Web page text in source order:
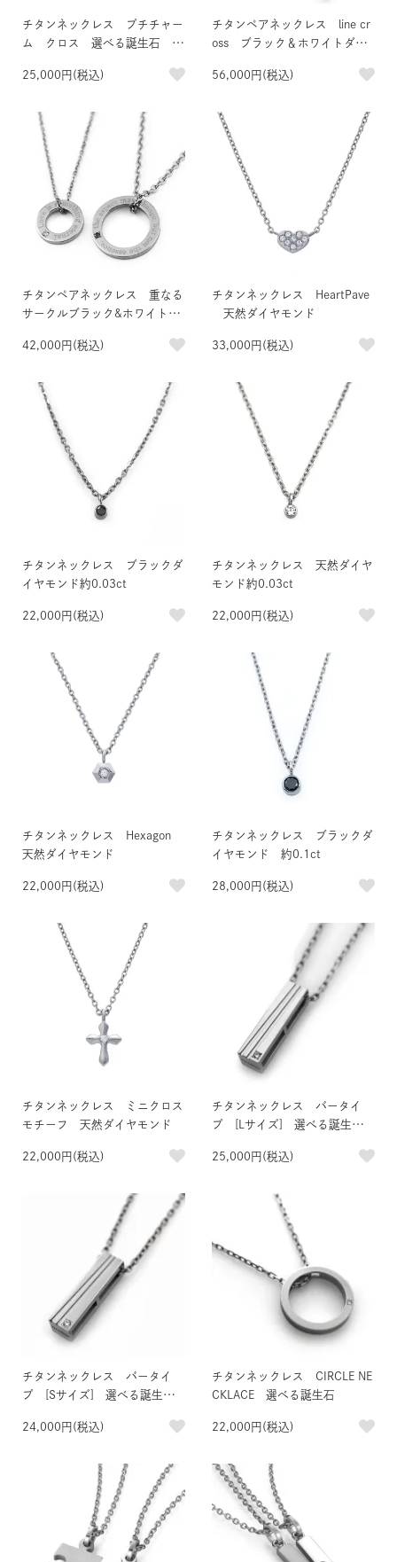
チタンネックレス プチチャー
ム クロス 選べる誕生石 イ
25,000円(税込)
チタンペアネックレス line cr
oss ブラック＆ホワイトダイ
56,000円(税込)
チタンペアネックレス 重なる
サークルブラック&ホワイトダ
42,000円(税込)
チタンネックレス HeartPave
天然ダイヤモンド
33,000円(税込)
チタンネックレス ブラックダ
イヤモンド約0.03ct
22,000円(税込)
チタンネックレス 天然ダイヤ
モンド約0.03ct
22,000円(税込)
チタンネックレス Hexagon
天然ダイヤモンド
22,000円(税込)
チタンネックレス ブラックダ
イヤモンド 約0.1ct
28,000円(税込)
チタンネックレス ミニクロス
モチーフ 天然ダイヤモンド
22,000円(税込)
チタンネックレス バータイ
プ [Lサイズ] 選べる誕生石＆
25,000円(税込)
チタンネックレス バータイ
プ [Sサイズ] 選べる誕生石
24,000円(税込)
チタンネックレス CIRCLE NE
CKLACE 選べる誕生石
22,000円(税込)